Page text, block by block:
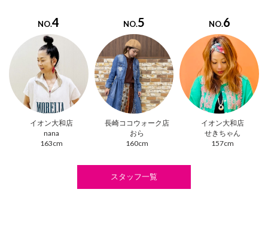
NO.4
イオン大和店
nana
163cm
NO.5
長崎ココウォーク店
おら
160cm
NO.6
イオン大和店
せきちゃん
157cm
スタッフ一覧